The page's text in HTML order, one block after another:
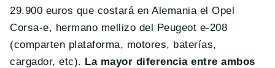
29.900 euros que costará en Alemania el Opel
Corsa-e, hermano mellizo del Peugeot e-208
(comparten plataforma, motores, baterías,
cargador, etc). La mayor diferencia entre ambos